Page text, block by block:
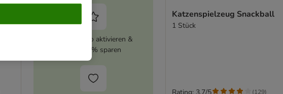
zooplus Abo aktivieren &
immer 5% sparen
Katzenspielzeug Snackball
1 Stück
(129)